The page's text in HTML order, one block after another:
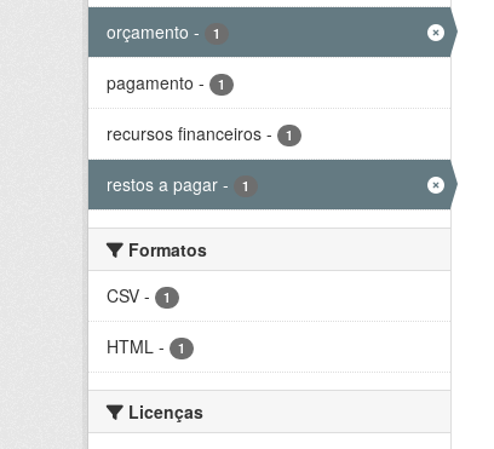
orçamento - 1
pagamento - 1
recursos financeiros - 1
restos a pagar - 1
Formatos
CSV - 1
HTML - 1
Licenças